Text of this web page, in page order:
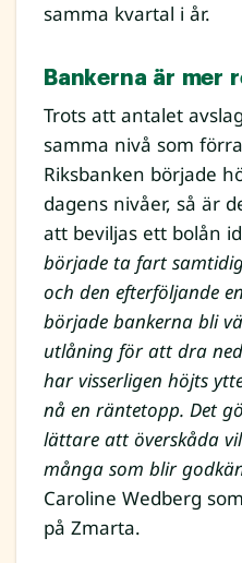
samma kvartal i år.
Bankerna är mer
Trots att antalet
samma nivå som
Riksbanken började
dagens nivåer, så är
att beviljas ett bolån
började ta fart
och den efterföljande
började bankerna bli
utlåning för att dra
har visserligen höjts
nå en räntetopp. Det
lättare att överskåda
många som blir
Caroline Wedberg
på Zmarta.